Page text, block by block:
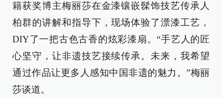
籍获奖博主梅丽莎在金漆镶嵌髹饰技艺传承人
柏群的讲解和指导下，现场体验了漂漆工艺，
DIY了一把古色古香的炫彩漆扇。“手艺人的匠
心坚守，让非遗技艺接续传承。未来，我希望
通过作品让更多人感知中国非遗的魅力。”梅丽
莎谈道。